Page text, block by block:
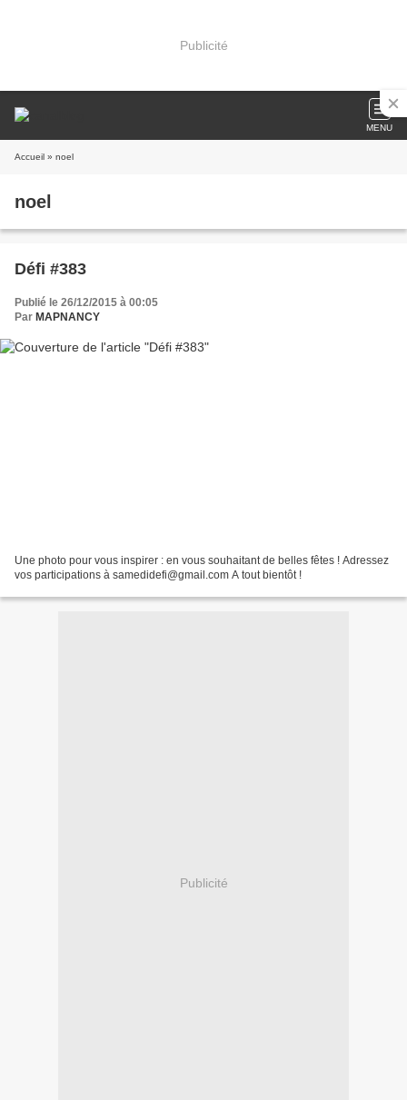
Publicité
MENU
Accueil » noel
noel
Défi #383
Publié le 26/12/2015 à 00:05
Par MAPNANCY
Une photo pour vous inspirer : en vous souhaitant de belles fêtes ! Adressez
vos participations à samedidefi@gmail.com A tout bientôt !
Publicité